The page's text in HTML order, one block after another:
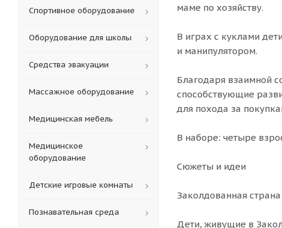
маме по хозяйству.
В играх с куклами
и манипулятором.
Благодаря взаимной
способствующие
для похода за
В наборе: четыре
Сюжеты и идеи
Заколдованная страна
Дети, живущие в
Спортивное оборудование
Оборудование для школы
Средства эвакуации
Массажное оборудование
Медицинская мебель
Медицинское
оборудование
Детские игровые комнаты
Познавательная среда